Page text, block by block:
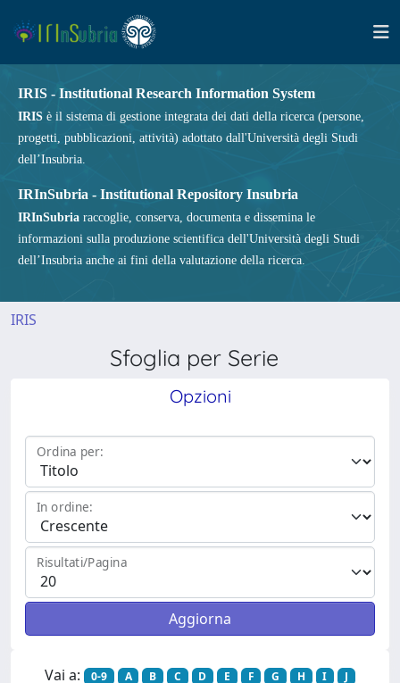
IRIS - Institutional Research Information System
IRIS è il sistema di gestione integrata dei dati della ricerca (persone,
progetti, pubblicazioni, attività) adottato dall'Università degli Studi
dell’Insubria.
IRInSubria - Institutional Repository Insubria
IRInSubria raccoglie, conserva, documenta e dissemina le
informazioni sulla produzione scientifica dell'Università degli Studi
dell’Insubria anche ai fini della valutazione della ricerca.
IRIS
Sfoglia per Serie
Opzioni
Ordina per:
In ordine:
Risultati/Pagina
Vai a: 0-9 A B C D E F G H I
J